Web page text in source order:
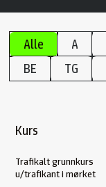
Alle A
BE
TG
Kurs
Trafikalt grunnkurs
u/trafikant i mørket